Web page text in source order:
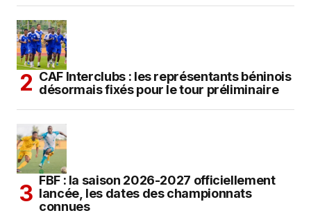
CAF Interclubs : les représentants béninois
désormais fixés pour le tour préliminaire
FBF : la saison 2026-2027 officiellement
lancée, les dates des championnats
connues